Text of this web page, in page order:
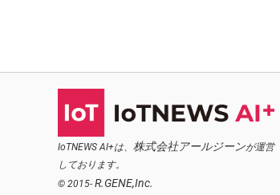
IoTNEWS AI+は、 株式会社アールジーンが運営
しております。
© 2015- R.GENE,Inc.